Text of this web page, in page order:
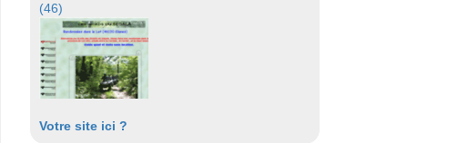
(46)
Votre site ici ?